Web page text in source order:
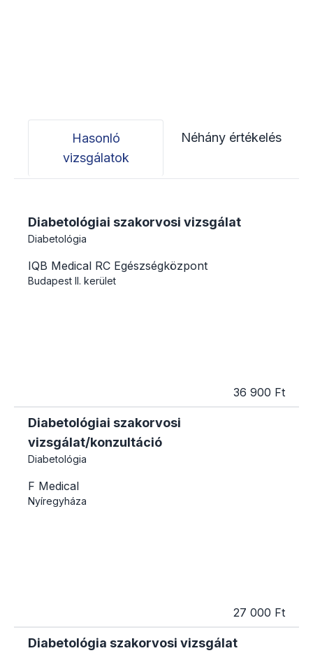
Hasonló
vizsgálatok
Néhány értékelés
Diabetológiai szakorvosi vizsgálat
Diabetológia
IQB Medical RC Egészségközpont
Budapest II. kerület
36 900 Ft
Diabetológiai szakorvosi
vizsgálat/konzultáció
Diabetológia
F Medical
Nyíregyháza
27 000 Ft
Diabetológia szakorvosi vizsgálat